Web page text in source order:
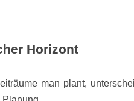
Horizont
man plant,